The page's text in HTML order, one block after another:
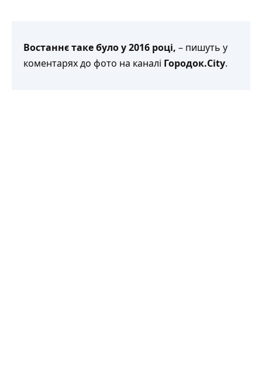
Востаннє таке було у 2016 році, – пишуть у
коментарях до фото на каналі Городок.City.